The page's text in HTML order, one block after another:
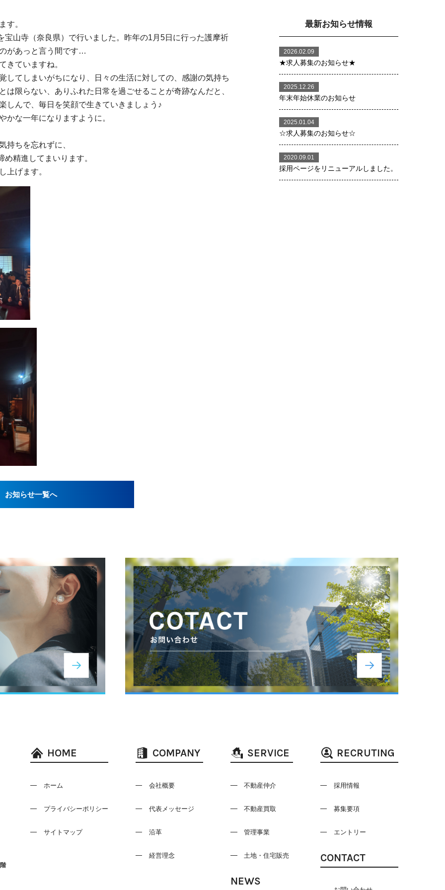
す。
山寺（奈良県）で行いました。昨年の1月5日に行った護摩祈
があっと言う間です…
きていますね。
してしまいがちになり、日々の生活に対しての、感謝の気持ち
限らない、ありふれた日常を過ごせることが奇跡なんだと、
しんで、毎日を笑顔で生きていきましょう♪
かな一年になりますように。
持ちを忘れずに、
精進してまいります。
上げます。
お知らせ一覧へ
最新お知らせ情報
2026.02.09
★求人募集のお知らせ★
2025.12.26
年末年始休業のお知らせ
2025.01.04
☆求人募集のお知らせ☆
2020.09.01
採用ページをリニューアルしました。
HOME
ホーム
プライバシーポリシー
サイトマップ
COMPANY
会社概要
代表メッセージ
沿革
経営理念
SERVICE
不動産仲介
不動産買取
管理事業
土地・住宅販売
NEWS
RECRUTING
採用情報
募集要項
エントリー
CONTACT